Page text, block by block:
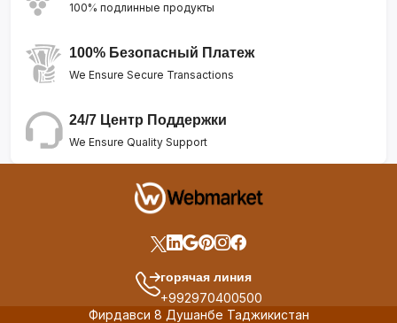
100% подлинные продукты
100% Безопасный Платеж
We Ensure Secure Transactions
24/7 Центр Поддержки
We Ensure Quality Support
горячая линия
+992970400500
Фирдавси 8 Душанбе Таджикистан